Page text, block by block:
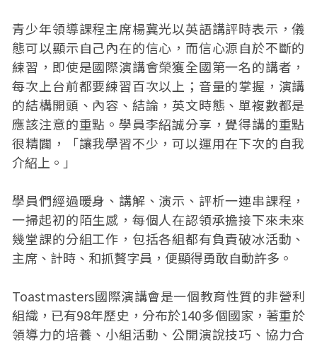
青少年領導課程主席楊冀光以英語講評時表示，儀
態可以顯示自己內在的信心，而信心源自於不斷的
練習，即使是國際演講會榮獲全國第一名的講者，
每次上台前都要練習百次以上；音量的掌握，演講
的結構開頭、內容、結論，英文時態、單複數都是
應該注意的重點。學員李紹誠分享，覺得講的重點
很精闢，「讓我學習不少，可以運用在下次的自我
介紹上。」
學員們經過暖身、講解、演示、評析一連串課程，
一掃起初的陌生感，每個人在認領承擔接下來未來
幾堂課的分組工作，包括各組都有負責破冰活動、
主席、計時、和抓贅字員，便顯得勇敢自動許多。
Toastmasters國際演講會是一個教育性質的非營利
組織，已有98年歷史，分布於140多個國家，著重於
領導力的培養、小組活動、公開演說技巧、協力合